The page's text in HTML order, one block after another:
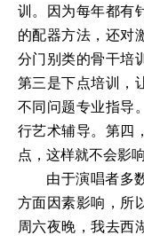
训。因为每年都有
的配器方法，还对
分门别类的骨干培
第三是下点培训，
不同问题专业指导
行艺术辅导。第四
点，这样就不会影
由于演唱者多
方面因素影响，所
周六夜晚，我去西